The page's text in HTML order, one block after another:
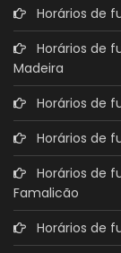
Horários de
Horários de
Madeira
Horários de
Horários de
Horários de
Famalicão
Horários de